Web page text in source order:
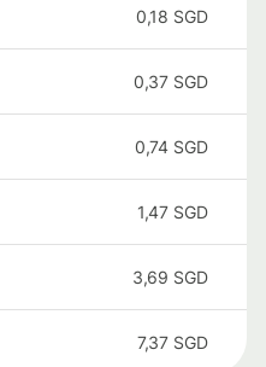
0,18 SGD
0,37 SGD
0,74 SGD
1,47 SGD
3,69 SGD
7,37 SGD